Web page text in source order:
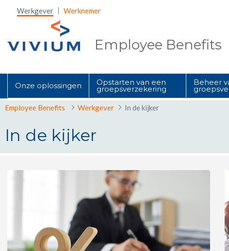
Skip to Main Content
Werkgever Werknemer
Employee Benefits
Onze oplossingen Opstarten van een
groepsverzekering
Beheer
Employee Benefits Werkgever In de kijker
In de kijker
In de kijker